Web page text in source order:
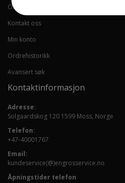
Om oss
Kontakt oss
Min konto
Ordrehistorikk
Avansert søk
Kontaktinformasjon
Adresse:
Solgaardskog 120 1599 Moss, Norge
Telefon:
+47-40001767
Email:
kundeservice(@)engrosservice.no
Åpningstider telefon